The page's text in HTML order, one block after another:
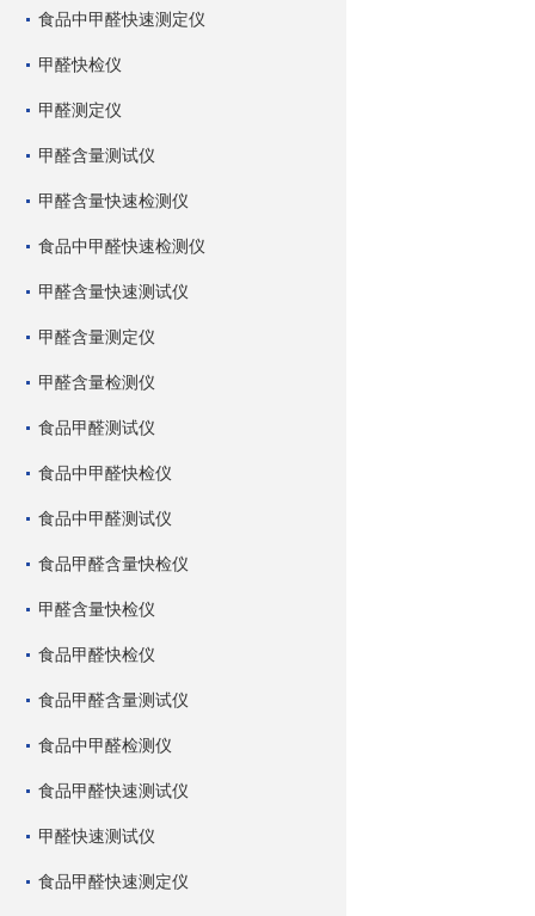
食品中甲醛快速测定仪
甲醛快检仪
甲醛测定仪
甲醛含量测试仪
甲醛含量快速检测仪
食品中甲醛快速检测仪
甲醛含量快速测试仪
甲醛含量测定仪
甲醛含量检测仪
食品甲醛测试仪
食品中甲醛快检仪
食品中甲醛测试仪
食品甲醛含量快检仪
甲醛含量快检仪
食品甲醛快检仪
食品甲醛含量测试仪
食品中甲醛检测仪
食品甲醛快速测试仪
甲醛快速测试仪
食品甲醛快速测定仪